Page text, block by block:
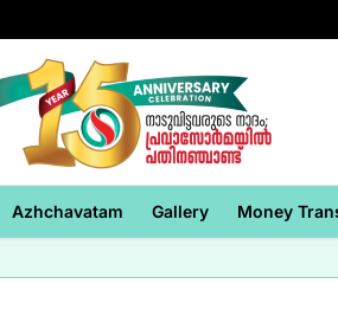
Azhchavatam Gallery Money